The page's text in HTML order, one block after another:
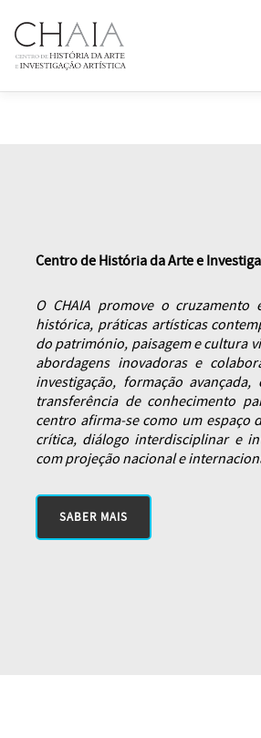
para
conteúdo
Centro de História da Arte e
O CHAIA promove o cruzamento
histórica, práticas artísticas
do património, paisagem e cultura
abordagens inovadoras e
investigação, formação
transferência de conhecimento
centro afirma-se como um espaço
crítica, diálogo interdisciplinar e
com projeção nacional e
SABER MAIS